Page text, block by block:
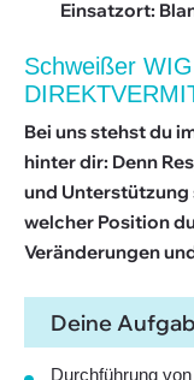
Einsatzort:
Schweißer
Bei uns stehst du
hinter dir: Denn
und Unterstützung
welcher Position
Veränderungen
Deine
Durchführung